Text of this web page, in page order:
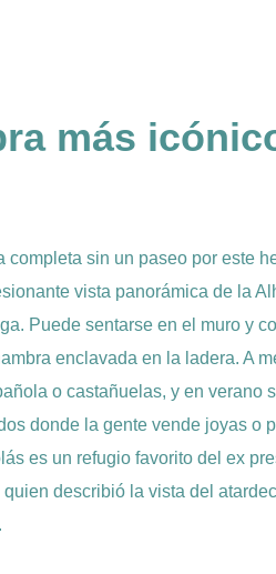
más
completa sin un paseo por este
vista panorámica de la
Puede sentarse en el muro y
enclavada en la ladera. A
o castañuelas, y en verano
donde la gente vende joyas o
es un refugio favorito del ex
describió la vista del